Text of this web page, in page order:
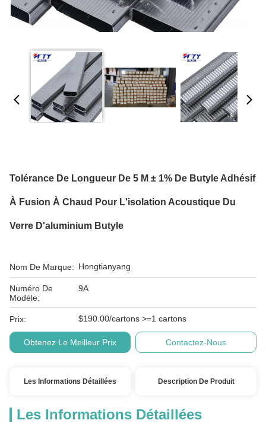
Tolérance De Longueur De 5 M ± 1% De Butyle Adhésif
À Fusion À Chaud Pour L'isolation Acoustique Du
Verre D'aluminium Butyle
Nom De Marque: Hongtianyang
Numéro De
Modèle:
9A
Prix: $190.00/cartons >=1 cartons
Obtenez Le Meilleur Prix Contactez-Nous
Les Informations Détaillées Description De Produit
Les Informations Détaillées